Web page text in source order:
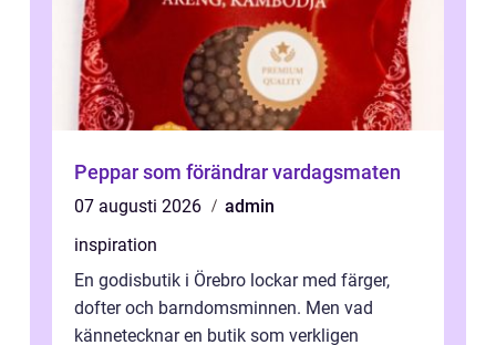
Peppar som förändrar vardagsmaten
07 augusti 2026
admin
inspiration
En godisbutik i Örebro lockar med färger,
dofter och barndomsminnen. Men vad
kännetecknar en butik som verkligen